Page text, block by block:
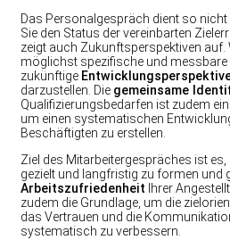
Das Personalgespräch dient so
Sie den Status der vereinbarten
zeigt auch Zukunftsperspektiven auf.
möglichst spezifische und messbare
zukünftige
darzustellen. Die gemeinsame
Qualifizierungsbedarfen ist zudem
um einen systematischen
Beschäftigten zu erstellen.
Ziel des Mitarbeitergespräches ist
gezielt und langfristig zu formen und
Arbeitszufriedenheit Ihrer
zudem die Grundlage, um die
das Vertrauen und die
systematisch zu verbessern.